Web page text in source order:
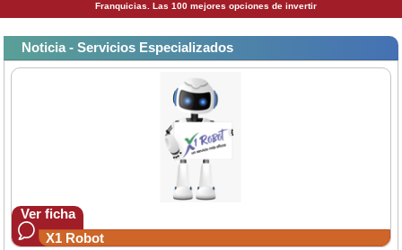
Franquicias. Las 100 mejores opciones de invertir
Noticia - Servicios Especializados
Ver ficha
X1 Robot